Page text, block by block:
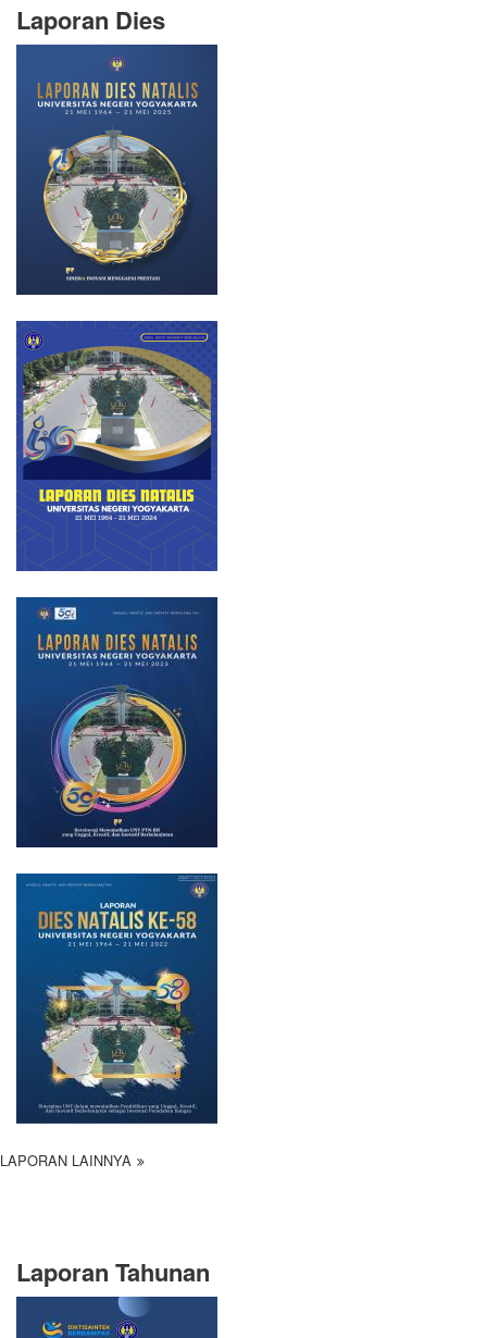
Laporan Dies
LAPORAN LAINNYA
Laporan Tahunan